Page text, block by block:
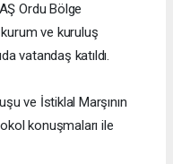
Ordu Bölge
ve kuruluş
vatandaş katıldı.
ve İstiklal Marşının
konuşmaları ile